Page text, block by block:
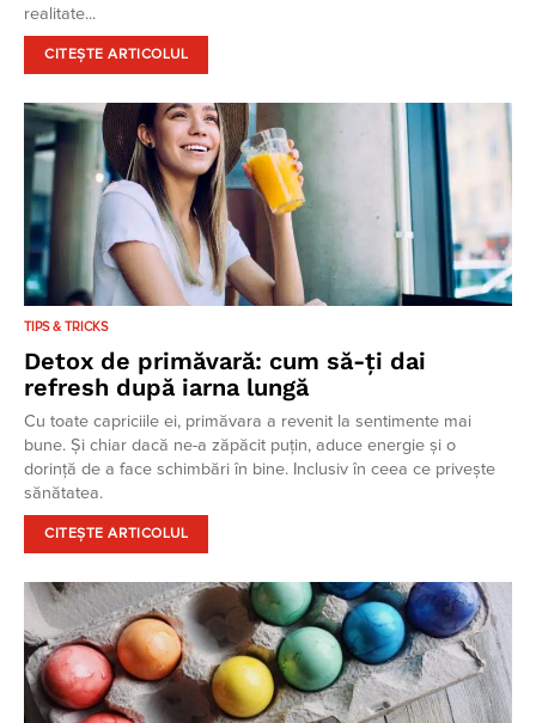
realitate...
CITEȘTE ARTICOLUL
TIPS & TRICKS
Detox de primăvară: cum să-ți dai
refresh după iarna lungă
Cu toate capriciile ei, primăvara a revenit la sentimente mai
bune. Și chiar dacă ne-a zăpăcit puțin, aduce energie și o
dorință de a face schimbări în bine. Inclusiv în ceea ce privește
sănătatea.
CITEȘTE ARTICOLUL